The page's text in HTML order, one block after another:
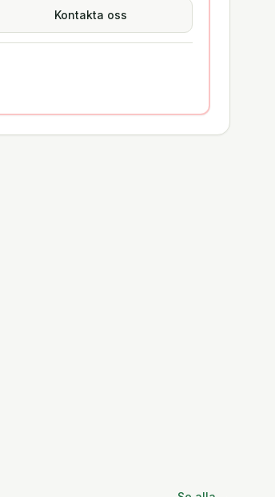
Kontakta oss